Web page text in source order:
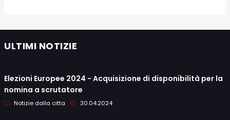
ULTIMI NOTIZIE
Elezioni Europee 2024 - Acquisizione di disponibilità per la
nomina a scrutatore
Notizie dalla citta 30.04.2024